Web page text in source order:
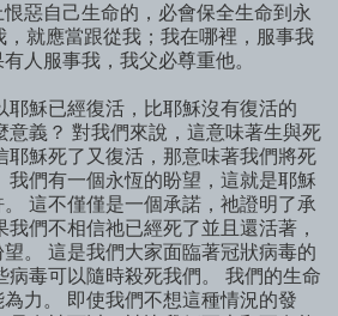
惡自己生命的，必會保全生命到永
就應當跟從我；我在哪裡，服事我
人服事我，我父必尊重他。
耶穌已經復活，比耶穌沒有復活的
意義？ 對我們來說，這意味著生與死
耶穌死了又復活，那意味著我們將死
我們有一個永恆的盼望，這就是耶穌
這不僅僅是一個承諾，祂證明了承
們不相信祂已經死了並且還活著，
。 這是我們大家面臨著冠狀病毒的
病毒可以隨時殺死我們。 我們的生命
力。 即使我們不想這種情況的發